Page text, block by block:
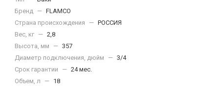
Бренд — FLAMCO
Страна происхождения
— РОССИЯ
Вес, кг — 2,8
Высота, мм
— 357
Диаметр подключения, дюйм
— 3/4
Срок гарантии
— 24 мес.
Объем, л
— 18